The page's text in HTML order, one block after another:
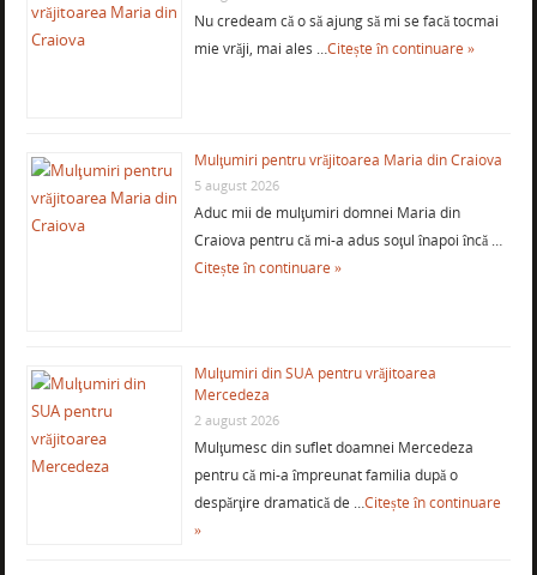
Nu credeam că o să ajung să mi se facă tocmai
mie vrăji, mai ales …Citește în continuare »
Mulţumiri pentru vrăjitoarea Maria din Craiova
5 august 2026
Aduc mii de mulţumiri domnei Maria din
Craiova pentru că mi-a adus soţul înapoi încă …
Citește în continuare »
Mulţumiri din SUA pentru vrăjitoarea
Mercedeza
2 august 2026
Mulţumesc din suflet doamnei Mercedeza
pentru că mi-a împreunat familia după o
despărţire dramatică de …Citește în continuare
»